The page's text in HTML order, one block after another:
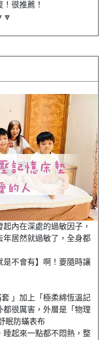
很推薦！
內在深處的過敏因子，
年居然就過敏了，全身都
是不會有】啊！要隨時讓
」加上「極柔綿恆溫記
很厲害，外層是「物理
眠防蟎表布
睡起來一點都不悶熱，整